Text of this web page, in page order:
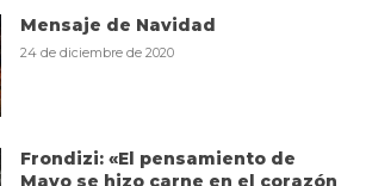
Mensaje de Navidad
24 de diciembre de 2020
Frondizi: «El pensamiento de
Mayo se hizo carne en el corazón